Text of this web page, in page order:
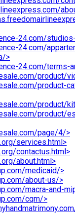
24.com/
24.com/
>
24.com/terms-
product/
product-
product/
product/
page/4/>
services.html>
contactus.html>
about.html>
medicaid/>
about-us/>
macra-and-
cqm/>